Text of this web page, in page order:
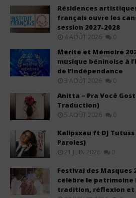
Résidences
français ouvre les
session 2027-2028
4 AOÛT 2026 0
Mérite et Mémoire
musique béninoise à
de l’Indépendance
3 AOÛT 2026 0
Anitta – Pra Você
Traduction)
5 AOÛT 2026 0
Kalipsxau ft DJ Tutuss
Paroles)
21 JUIN 2026 0
Festival des Masques
célèbre le patrimoine
tradition, réflexion et